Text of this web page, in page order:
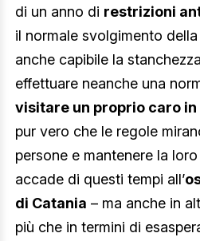
di un anno di restrizioni
il normale svolgimento
anche capibile la
effettuare neanche una
visitare un proprio caro in
pur vero che le regole
persone e mantenere la
accade di questi tempi all’
di Catania – ma anche in
più che in termini di